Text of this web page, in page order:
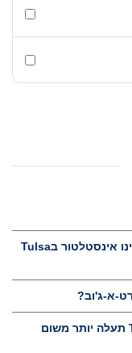
האם אתם מעניקים הגנות ללקוחות, שהזמינו אינסטלטור בTulsa
האם עלות העבודה של אינסטלטור בTulsa תעלה יותר משום